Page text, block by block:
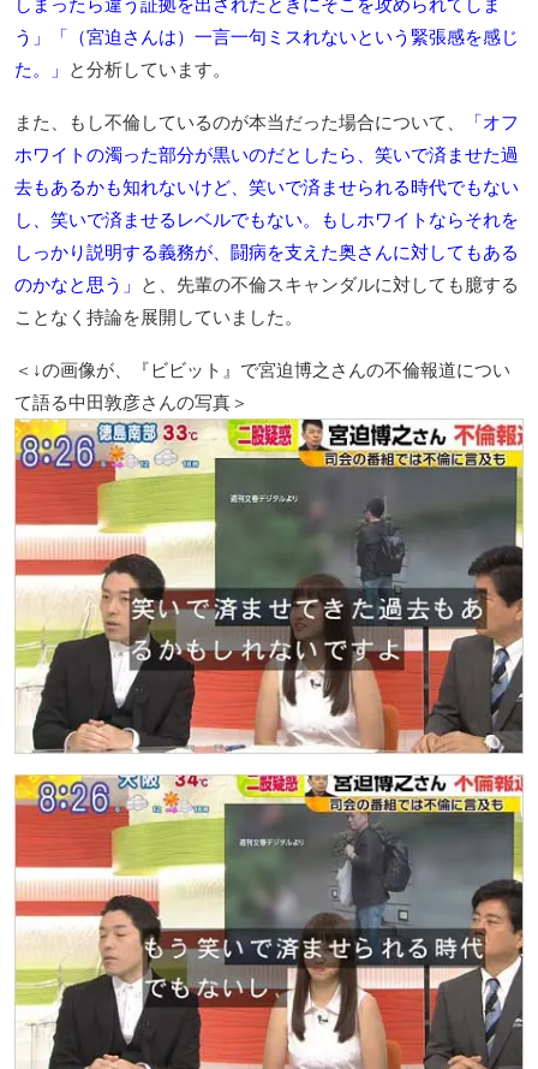
しまったら違う証拠を出されたときにそこを攻められてしま
う」「（宮迫さんは）一言一句ミスれないという緊張感を感じ
た。」
と分析しています。
また、もし不倫しているのが本当だった場合について、
「オフ
ホワイトの濁った部分が黒いのだとしたら、笑いで済ませた過
去もあるかも知れないけど、笑いで済ませられる時代でもない
し、笑いで済ませるレベルでもない。もしホワイトならそれを
しっかり説明する義務が、闘病を支えた奥さんに対してもある
のかなと思う」
と、先輩の不倫スキャンダルに対しても臆する
ことなく持論を展開していました。
＜↓の画像が、『ビビット』で宮迫博之さんの不倫報道につい
て語る中田敦彦さんの写真＞